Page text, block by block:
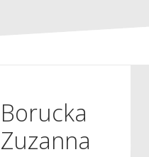
Borucka
Zuzanna